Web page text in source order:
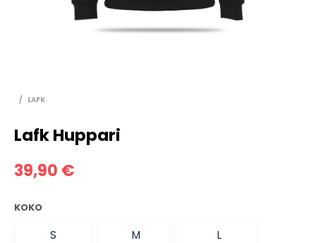
/ LAFK
Lafk Huppari
39,90 €
KOKO
S M L